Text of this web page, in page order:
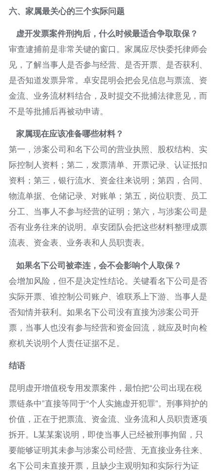
六、家属最关心的三个实际问题
虚开发票案件刑拘后，什么时候最适合争取取保？
审查逮捕前是非常关键的窗口。家属应尽快委托律师会
见，了解当事人是否参与经营、是否开票、是否获利、
是否知道发票异常。卓安昆明会把会见信息与票流、资
金流、业务流材料结合，及时提交不批捕法律意见，而
不是等批捕后再被动申请。
家属现在应该准备哪些材料？
第一，涉案公司和名下公司的营业执照、股权结构、实
际控制人资料；第二，发票清单、开票记录、认证抵扣
资料；第三，银行流水、资金往来说明；第四，合同、
物流单据、仓储记录、对账单；第五，岗位职责、员工
分工、当事人不参与经营的证明；第六，与涉案公司是
否有业务往来的说明。卓安团队会把这些材料整理成票
流表、资金表、业务表和人员职责表。
如果名下公司被牵连，会不会影响个人取保？
会增加风险，但不是决定性结论。关键看名下公司是否
实际开票、谁控制公司账户、谁联系上下游、当事人是
否知情并获利。如果名下公司没有直接为涉案公司开
票，当事人也没有参与经营和资金回流，就应及时向检
察机关说明个人责任证据不足。
结语
昆明虚开增值税专用发票案件，最怕把“公司出现在税
票链条中”直接等同于“个人实施虚开犯罪”。刑事辩护的
价值，正在于把票流、资金流、业务流和人员职责逐项
拆开。L某某案说明，即使当事人已经被刑事拘留，只
要能够证明其未参与涉案公司经营、无直接业务往来、
名下公司未直接开票，且缺少主观明知和实际行为证